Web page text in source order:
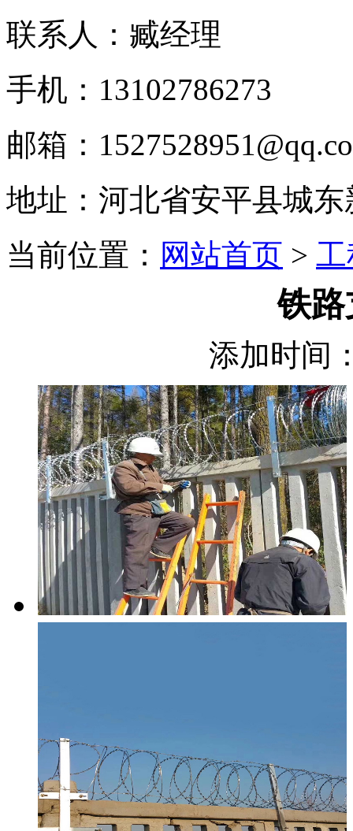
联系人：臧经理
手机：13102786273
邮箱：
地址：河北省安平县城
当前位置： 网站首页 >
铁
添加时间